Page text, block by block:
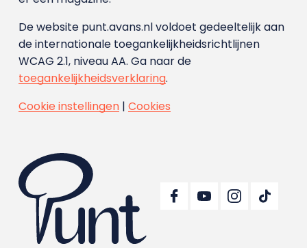
De website punt.avans.nl voldoet gedeeltelijk aan
de internationale toegankelijkheidsrichtlijnen
WCAG 2.1, niveau AA. Ga naar de
toegankelijkheidsverklaring.
Cookie instellingen| Cookies